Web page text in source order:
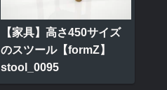
【家具】高さ450サイズ
のスツール【formZ】
stool_0095